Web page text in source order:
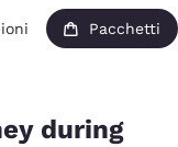
Pacchetti
during